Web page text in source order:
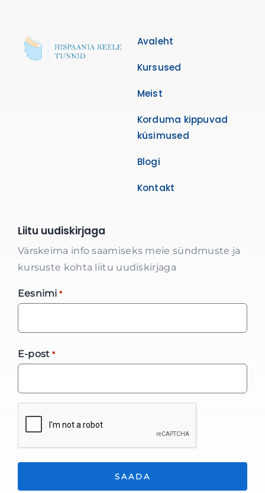
Avaleht
Kursused
Meist
Korduma kippuvad
küsimused
Blogi
Kontakt
Liitu uudiskirjaga
Värskeima info saamiseks meie sündmuste ja
kursuste kohta liitu uudiskirjaga
Eesnimi *
E-post *